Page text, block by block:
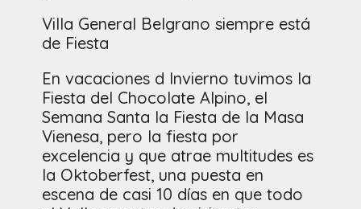
Villa General Belgrano siempre está
de Fiesta
En vacaciones d Invierno tuvimos la
Fiesta del Chocolate Alpino, el
Semana Santa la Fiesta de la Masa
Vienesa, pero la fiesta por
excelencia y que atrae multitudes es
la Oktoberfest, una puesta en
escena de casi 10 días en que todo